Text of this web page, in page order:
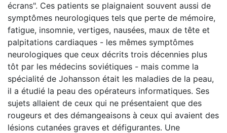
écrans". Ces patients se plaignaient souvent aussi de
symptômes neurologiques tels que perte de mémoire,
fatigue, insomnie, vertiges, nausées, maux de tête et
palpitations cardiaques - les mêmes symptômes
neurologiques que ceux décrits trois décennies plus
tôt par les médecins soviétiques - mais comme la
spécialité de Johansson était les maladies de la peau,
il a étudié la peau des opérateurs informatiques. Ses
sujets allaient de ceux qui ne présentaient que des
rougeurs et des démangeaisons à ceux qui avaient des
lésions cutanées graves et défigurantes. Une